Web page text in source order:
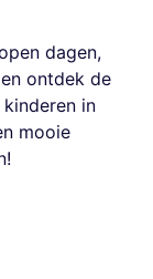
dagen,
ontdek de
in
mooie